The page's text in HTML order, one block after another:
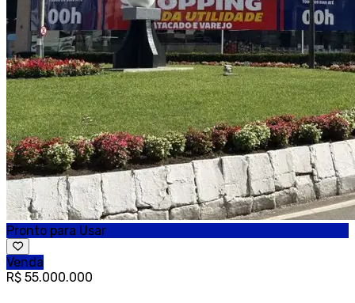
Pronto para Usar
Venda
R$ 55.000.000